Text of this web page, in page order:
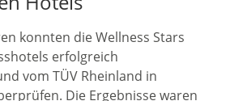
konnten die Wellness Stars
erfolgreich
vom TÜV Rheinland in
Die Ergebnisse waren